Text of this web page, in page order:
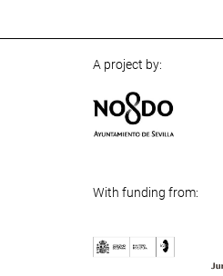
A project by:
With funding from: